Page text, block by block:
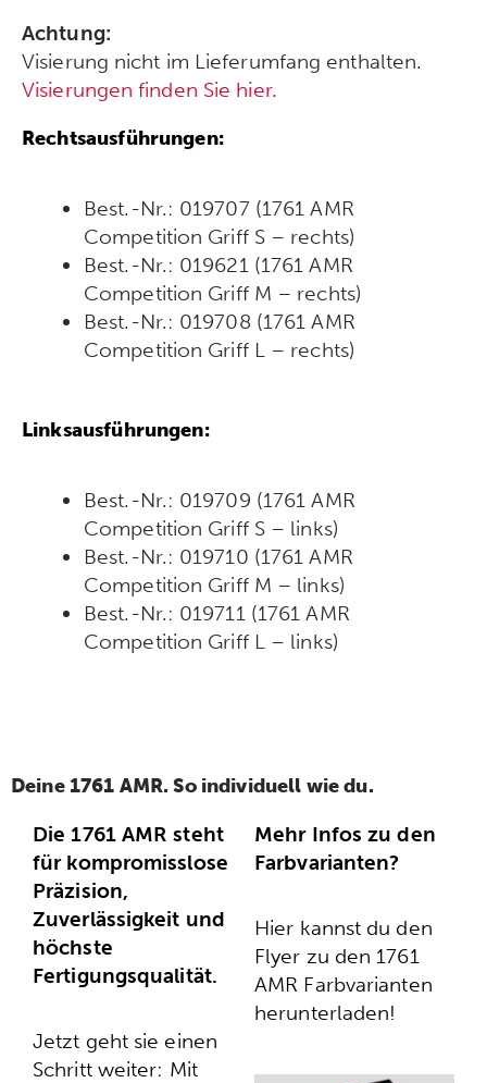
Achtung:
Visierung nicht im Lieferumfang enthalten.
Visierungen finden Sie hier.
Rechtsausführungen:
Best.-Nr.: 019707 (1761 AMR
Competition Griff S – rechts)
Best.-Nr.: 019621 (1761 AMR
Competition Griff M – rechts)
Best.-Nr.: 019708 (1761 AMR
Competition Griff L – rechts)
Linksausführungen:
Best.-Nr.: 019709 (1761 AMR
Competition Griff S – links)
Best.-Nr.: 019710 (1761 AMR
Competition Griff M – links)
Best.-Nr.: 019711 (1761 AMR
Competition Griff L – links)
Deine 1761 AMR. So individuell wie du.
Die 1761 AMR steht
für kompromisslose
Präzision,
Zuverlässigkeit und
höchste
Fertigungsqualität.
Jetzt geht sie einen
Schritt weiter: Mit
Mehr Infos zu den
Farbvarianten?
Hier kannst du den
Flyer zu den 1761
AMR Farbvarianten
herunterladen!